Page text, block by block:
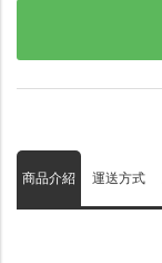
商品介紹 運送方式